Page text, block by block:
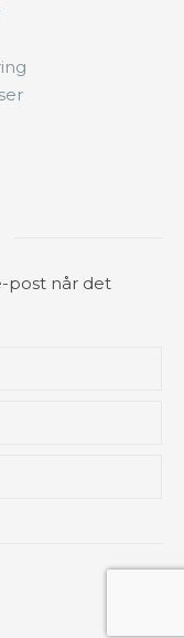
post når det